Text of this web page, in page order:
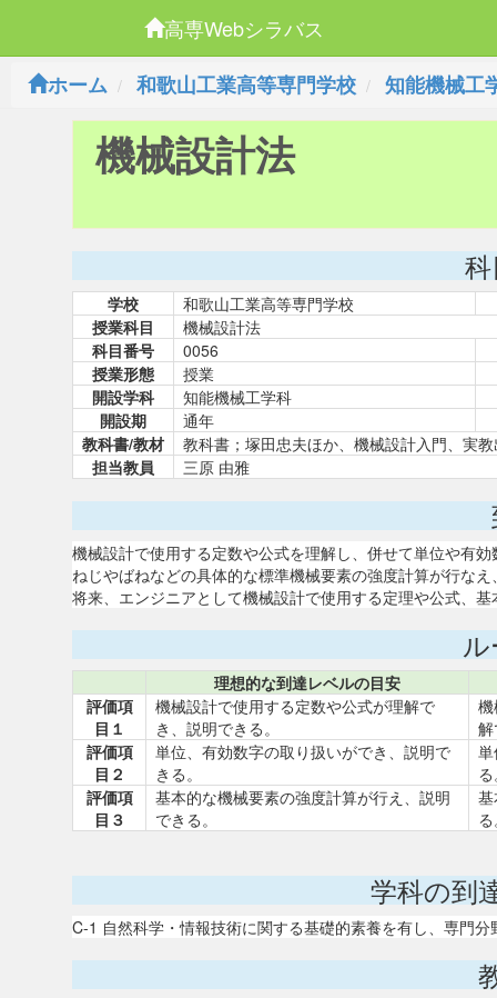
高専Webシラバス
ホーム
和歌山工業高等専門学校 知能機械工
機械設計法
学校
和歌山工業高等専門学校
授業科目
機械設計法
科目番号
0056
授業形態
授業
開設学科
知能機械工学科
開設期
通年
教科書/教材
教科書；塚田忠夫ほか、機械設計入門、
担当教員
三原 由雅
機械設計で使用する定数や公式を理解し、併せて単位や有
ねじやばねなどの具体的な標準機械要素の強度計算が行な
将来、エンジニアとして機械設計で使用する定理や公式、
理想的な到達レベルの目安
評価項
目１
機械設計で使用する定数や公式が理解で
き、説明できる。
評価項
目２
単位、有効数字の取り扱いができ、説明で
きる。
評価項
目３
基本的な機械要素の強度計算が行え、説明
できる。
学科の到
C-1 自然科学・情報技術に関する基礎的素養を有し、専門